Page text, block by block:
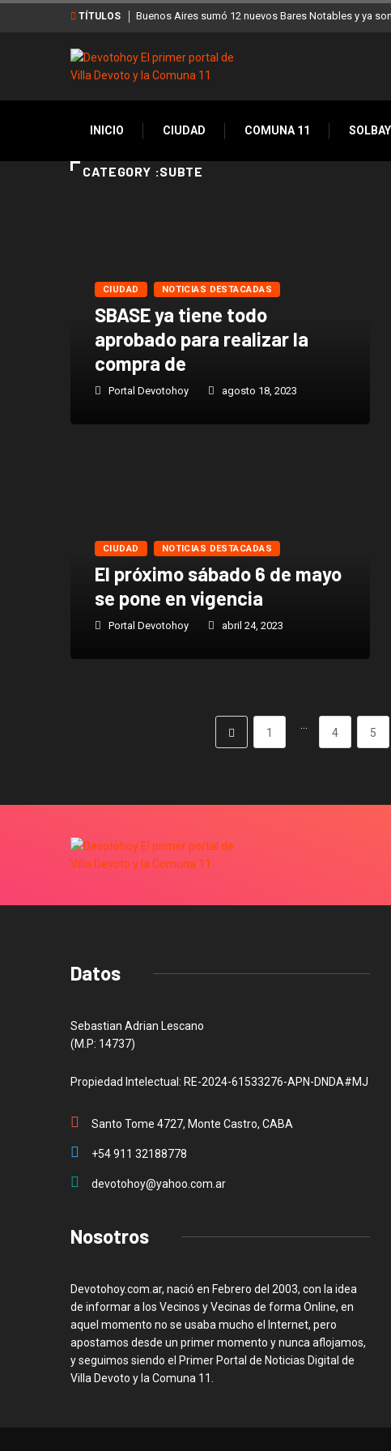
TÍTULOS Buenos Aires sumó 12 nuevos Bares Notables y ya
INICIO CIUDAD COMUNA 11
CATEGORY :SUBTE
CIUDAD NOTICIAS DESTACADAS
SBASE ya tiene todo
aprobado para realizar la
compra de
Portal Devotohoy agosto 18, 2023
CIUDAD NOTICIAS DESTACADAS
El próximo sábado 6 de mayo
se pone en vigencia
Portal Devotohoy abril 24, 2023
1
…
4 5
Datos
Sebastian Adrian Lescano
(M.P: 14737)
Propiedad Intelectual: RE-2024-61533276-APN-DNDA#MJ
Santo Tome 4727, Monte Castro, CABA
+54 911 32188778
devotohoy@yahoo.com.ar
Nosotros
Devotohoy.com.ar, nació en Febrero del 2003, con la idea
de informar a los Vecinos y Vecinas de forma Online, en
aquel momento no se usaba mucho el Internet, pero
apostamos desde un primer momento y nunca aflojamos,
y seguimos siendo el Primer Portal de Noticias Digital de
Villa Devoto y la Comuna 11.